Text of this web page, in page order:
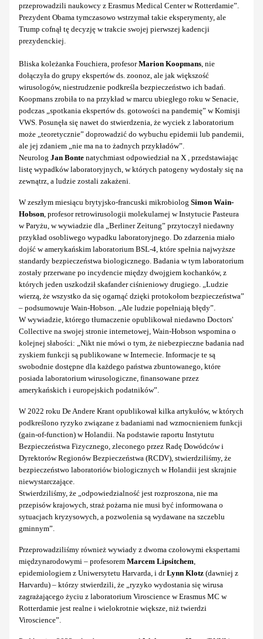
przeprowadzili naukowcy z Erasmus Medical Center w Rotterdamie”.
Prezydent Obama tymczasowo wstrzymał takie eksperymenty, ale
Trump cofnął tę decyzję w trakcie swojej pierwszej kadencji
prezydenckiej.
Bliska koleżanka Fouchiera, profesorMarion Koopmans , nie
dołączyła do grupy ekspertów ds. zoonoz, ale jak większość
wirusologów, niestrudzenie podkreśla bezpieczeństwo ich badań.
Koopmans zrobiła to na przykład w marcu ubiegłego roku w Senacie,
podczas „spotkania ekspertów ds. gotowości na pandemię” w Komisji
VWS. Posunęła się nawet do stwierdzenia, że wyciek z laboratorium
może „teoretycznie” doprowadzić do wybuchu epidemii lub pandemii,
ale jej zdaniem „nie ma na to żadnych przykładów”.
Neurolog Jan Bonte natychmiast odpowiedział na X , przedstawiając
listę wypadków laboratoryjnych, w których patogeny wydostały się na
zewnątrz, a ludzie zostali zakażeni.
W zeszłym miesiącu brytyjsko-francuski mikrobiolog Simon Wain-
Hobson , profesor retrowirusologii molekularnej w Instytucie Pasteura
w Paryżu, w wywiadzie dla „Berliner Zeitung” przytoczył niedawny
przykład osobliwego wypadku laboratoryjnego. Do zdarzenia miało
dojść w amerykańskim laboratorium BSL-4, które spełnia najwyższe
standardy bezpieczeństwa biologicznego. Badania w tym laboratorium
zostały przerwane po incydencie między dwojgiem kochanków, z
których jeden uszkodził skafander ciśnieniowy drugiego. „Ludzie
wierzą, że wszystko da się ogarnąć dzięki protokołom bezpieczeństwa”
– podsumowuje Wain-Hobson. „Ale ludzie popełniają błędy”.
W wywiadzie, którego tłumaczenie opublikował niedawno Doctors'
Collective na swojej stronie internetowej, Wain-Hobson wspomina o
kolejnej słabości: „Nikt nie mówi o tym, że niebezpieczne badania nad
zyskiem funkcji są publikowane w Internecie. Informacje te są
swobodnie dostępne dla każdego państwa zbuntowanego, które
posiada laboratorium wirusologiczne, finansowane przez
amerykańskich i europejskich podatników”.
W 2022 roku De Andere Krant opublikował kilka artykułów, w których
podkreślono ryzyko związane z badaniami nad wzmocnieniem funkcji
(gain-of-function) w Holandii. Na podstawie raportu Instytutu
Bezpieczeństwa Fizycznego, zleconego przez Radę Dowódców i
Dyrektorów Regionów Bezpieczeństwa (RCDV), stwierdziliśmy, że
bezpieczeństwo laboratoriów biologicznych w Holandii jest skrajnie
niewystarczające.
Stwierdziliśmy, że „odpowiedzialność jest rozproszona, nie ma
przepisów krajowych, straż pożarna nie musi być informowana o
sytuacjach kryzysowych, a pozwolenia są wydawane na szczeblu
gminnym”.
Przeprowadziliśmy również wywiady z dwoma czołowymi ekspertami
międzynarodowymi – profesorem Marcem Lipsitchem
epidemiologiem z Uniwersytetu Harvarda, i drLynn Klotz (dawniej z
Harvardu) – którzy stwierdzili, że „ryzyko wydostania się wirusa
zagrażającego życiu z laboratorium Viroscience w Erasmus MC w
Rotterdamie jest realne i wielokrotnie większe, niż twierdzi
Viroscience”.